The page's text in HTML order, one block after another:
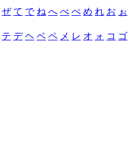
ぜ て で ね へ べ ぺ め れ お ぉ
テ デ ヘ ベ ペ メ レ オ ォ コ ゴ